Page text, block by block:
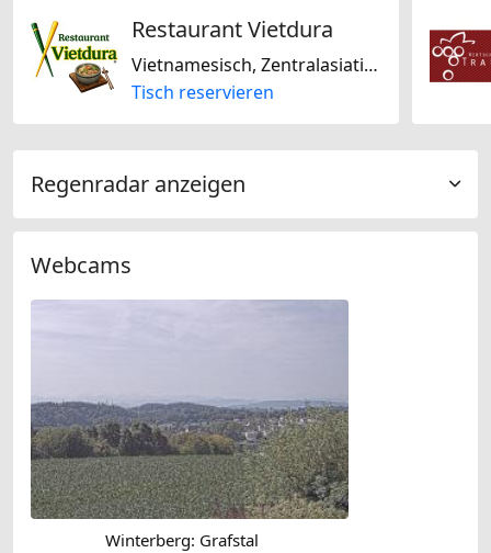
Restaurant Vietdura
Vietnamesisch, Zentralasiatisch, Glutenfrei, Laktosefrei
Tisch reservieren
Regenradar anzeigen
Webcams
Winterberg: Grafstal